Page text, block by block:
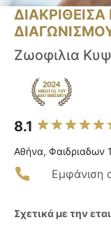
ΔΙΑΓΩΝΙΣΜΟΥ
Ζωοφιλια
8.1
Αθήνα, Φαιδριαδων
Εμφάνιση
Σχετικά με την